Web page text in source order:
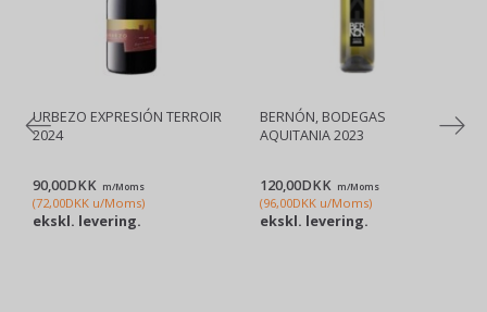
URBEZO EXPRESIÓN TERROIR
2024
90,00DKK m/Moms
(72,00DKK u/Moms)
ekskl. levering.
BERNÓN, BODEGAS
AQUITANIA 2023
120,00DKK m/Moms
(96,00DKK u/Moms)
ekskl. levering.